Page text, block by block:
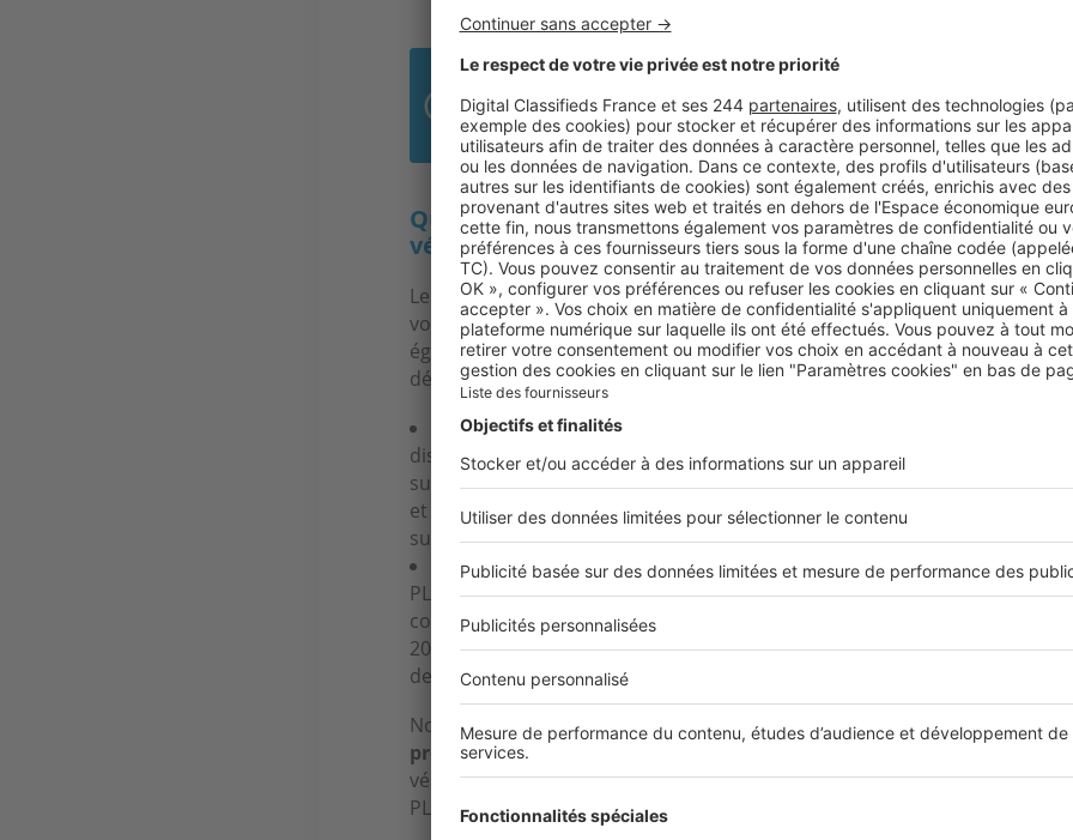
propres règles en matière de construction.
Quelles sont les démarches à effectuer pour construire
véranda ?
Les démarches à effectuer pour obtenir la possibilité de faire construire
vont dépendre de la mise en place ou non d’un PLU dans votre commune,
également dutype de véranda que vous souhaitez installer. On
démarches qui s’appliquent à des projets différents :
La déclaration de travaux
s’applique à votre projet de véranda si
dispose d’un PLU, que vous vivez dans une zone U (zone urbaine) du PLU,
surface de votre véranda n’excède pas 40 m² et que la surface totale de
et de votre maison n’excède pas 150 m². Si votre commune ne dispose
surface de votre véranda ne doit pas dépasser les 20 m².
Lepermis de construiresera obligatoire si vous vivez dans une zone
PLU et que la véranda que vous souhaitez installer excède les 40 m². Ou
commune n’est pas dotée d’un PLU et que la véranda affiche une
20 m². Il est également obligatoire si la surface totale de la propriété
de la véranda est supérieure à 150 m².
Notez qu’une autre obligation peut s’imposer à vous sila surface totale
propriété après construction de la véranda est supérieure à 150 m²
véranda est de plus de 40 m² dans une zone avec PLU ou 20 m² dans une
PLU. Dans ce cas, l’intervention d’un architecte